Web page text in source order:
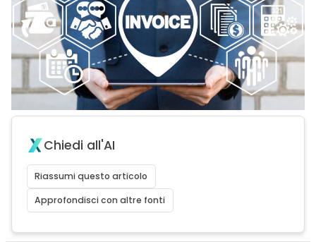
Chiedi all'AI
Riassumi questo articolo
Approfondisci con altre fonti